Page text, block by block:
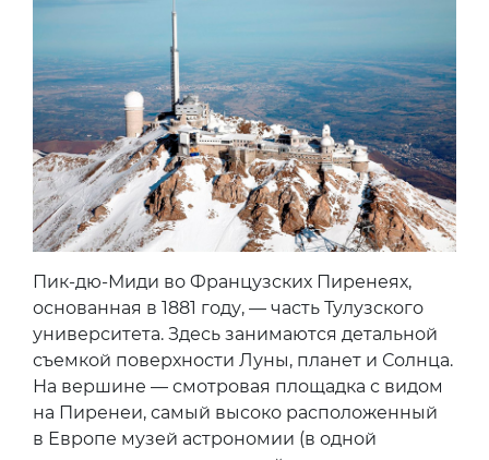
Пик-дю-Миди во Французских Пиренеях,
основанная в 1881 году, — часть Тулузского
университета. Здесь занимаются детальной
съемкой поверхности Луны, планет и Солнца.
На вершине — смотровая площадка с видом
на Пиренеи, самый высоко расположенный
в Европе музей астрономии (в одной